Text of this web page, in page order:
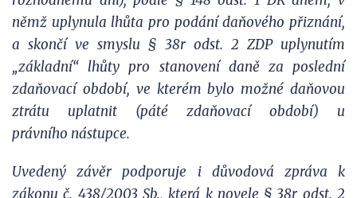
němž uplynula lhůta pro podání daňového přiznání,
a skončí ve smyslu § 38r odst. 2 ZDP uplynutím
„základní“ lhůty pro stanovení daně za poslední
zdaňovací období, ve kterém bylo možné daňovou
ztrátu uplatnit (páté zdaňovací období) u
právního nástupce.
Uvedený závěr podporuje i důvodová zpráva k
zákonu č. 438/2003 Sb., která k novele § 38r odst. 2